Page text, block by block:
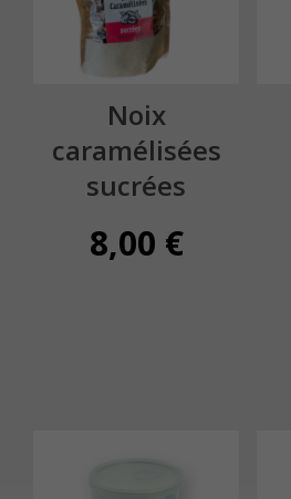
Noix
caramélisées
sucrées
8,00 €